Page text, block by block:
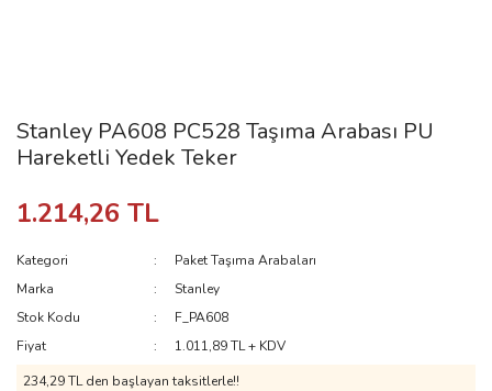
Stanley PA608 PC528 Taşıma Arabası PU
Hareketli Yedek Teker
1.214,26 TL
Kategori
Paket Taşıma Arabaları
Marka
Stanley
Stok Kodu
F_PA608
Fiyat
1.011,89 TL + KDV
234,29 TL den başlayan taksitlerle!!